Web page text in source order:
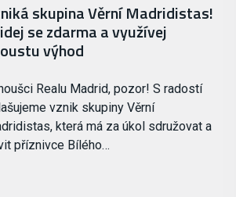
skupina Věrní Madridistas!
se zdarma a využívej
výhod
Realu Madrid, pozor! S radostí
vznik skupiny Věrní
která má za úkol sdružovat a
příznivce Bílého…